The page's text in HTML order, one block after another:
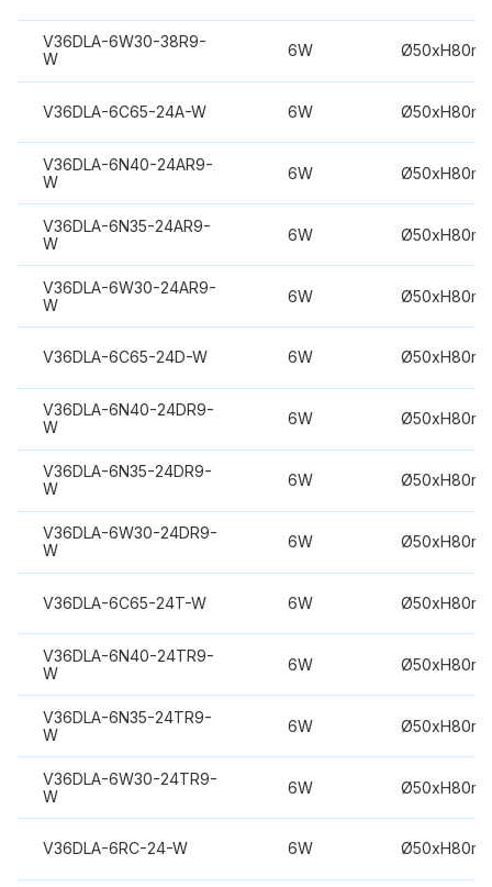
V36DLA-6W30-38R9-
W
6W
V36DLA-6C65-24A-W 6W
V36DLA-6N40-24AR9-
W
6W
V36DLA-6N35-24AR9-
W
6W
V36DLA-6W30-24AR9-
W
6W
V36DLA-6C65-24D-W 6W
V36DLA-6N40-24DR9-
W
6W
V36DLA-6N35-24DR9-
W
6W
V36DLA-6W30-24DR9-
W
6W
V36DLA-6C65-24T-W 6W
V36DLA-6N40-24TR9-
W
6W
V36DLA-6N35-24TR9-
W
6W
V36DLA-6W30-24TR9-
W
6W
V36DLA-6RC-24-W 6W